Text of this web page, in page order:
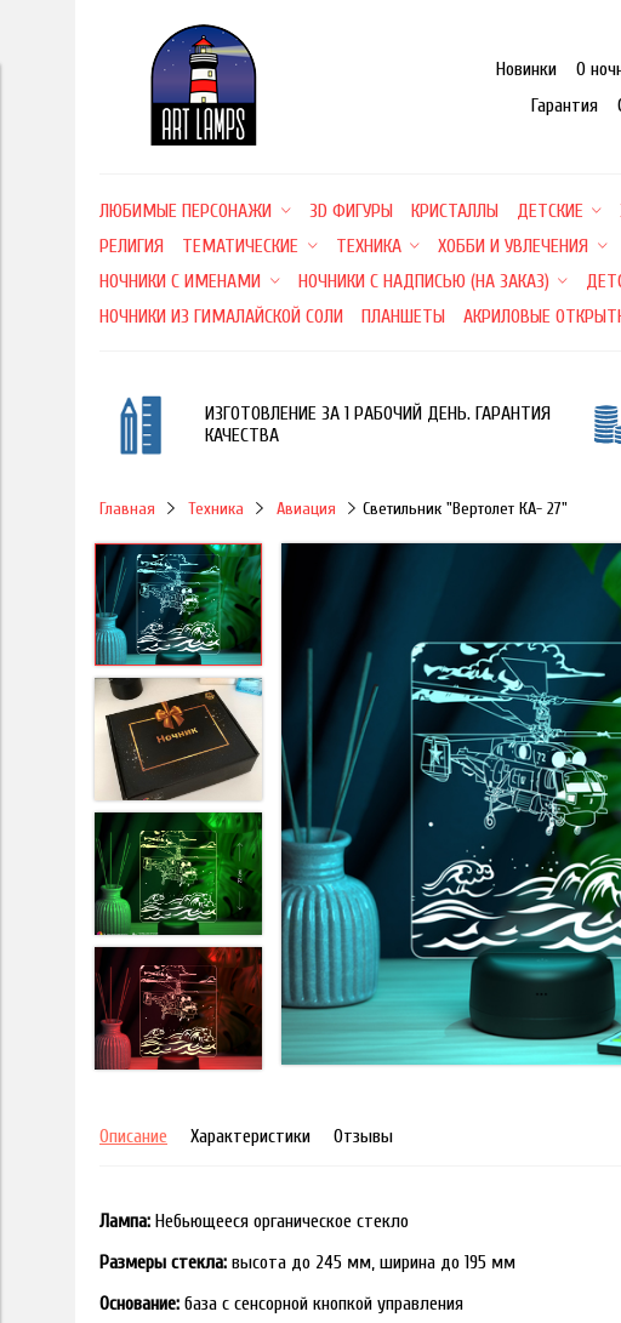
Новинки О
Гарантия
ЛЮБИМЫЕ ПЕРСОНАЖИ 3D ФИГУРЫ КРИСТАЛЛЫ ДЕТСКИЕ
РЕЛИГИЯ
ТЕМАТИЧЕСКИЕ ТЕХНИКА ХОББИ И УВЛЕЧЕНИЯ
НОЧНИКИ С ИМЕНАМИ
НОЧНИКИ С НАДПИСЬЮ (НА ЗАКАЗ)
НОЧНИКИ ИЗ ГИМАЛАЙСКОЙ СОЛИ
ПЛАНШЕТЫ АКРИЛОВЫЕ
ИЗГОТОВЛЕНИЕ ЗА 1 РАБОЧИЙ ДЕНЬ. ГАРАНТИЯ
КАЧЕСТВА
Главная Техника Авиация Светильник "Вертолет КА- 27"
Описание Характеристики Отзывы
Лампа: Небьющееся органическое стекло
Размеры стекла: высота до 245 мм, ширина до 195 мм
Основание: база с сенсорной кнопкой управления